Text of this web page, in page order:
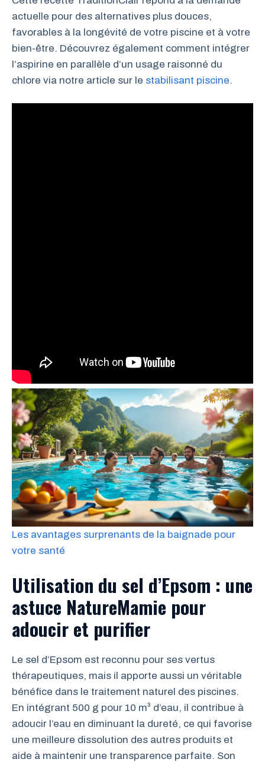
actuelle pour des alternatives plus douces,
favorables à la longévité de votre piscine et à votre
bien-être. Découvrez également comment intégrer
l’aspirine en parallèle d’un usage raisonné du
chlore via notre article sur le stabilisant piscine.
Les avantages surprenants de la baignade pour
votre santé
Utilisation du sel d’Epsom : une
astuce NatureMamie pour
adoucir et purifier
Le sel d’Epsom est reconnu pour ses vertus
thérapeutiques, mais il apporte aussi un véritable
bénéfice dans le traitement naturel des piscines.
En intégrant 500 g pour 10 m³ d’eau, il contribue à
adoucir l’eau en diminuant la dureté, ce qui favorise
une meilleure dissolution des autres produits et
aide à maintenir une transparence parfaite. Son